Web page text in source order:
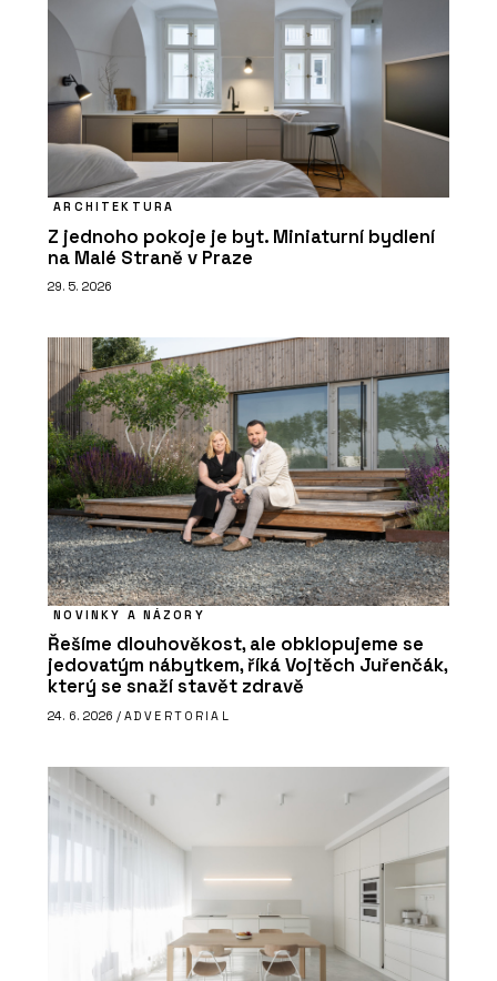
ARCHITEKTURA
Z jednoho pokoje je byt. Miniaturní bydlení
na Malé Straně v Praze
29. 5. 2026
NOVINKY A NÁZORY
Řešíme dlouhověkost, ale obklopujeme se
jedovatým nábytkem, říká Vojtěch Juřenčák,
který se snaží stavět zdravě
24. 6. 2026 / ADVERTORIAL